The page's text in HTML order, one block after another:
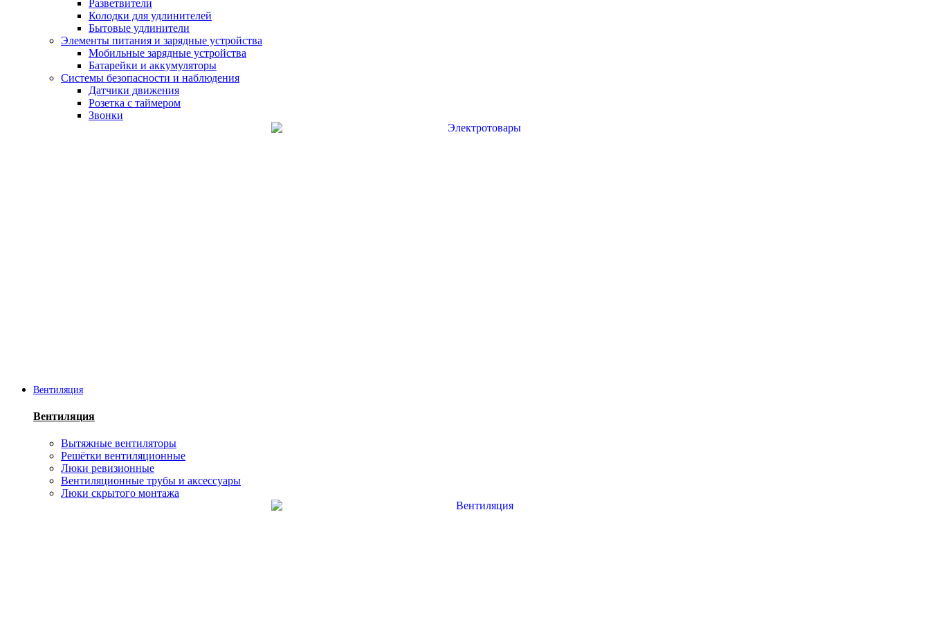
Разветвители
Колодки для удлинителей
Бытовые удлинители
Элементы питания и зарядные устройства
Мобильные зарядные устройства
Батарейки и аккумуляторы
Системы безопасности и наблюдения
Датчики движения
Розетка с таймером
Звонки
Вентиляция
Вентиляция
Вытяжные вентиляторы
Решётки вентиляционные
Люки ревизионные
Вентиляционные трубы и аксессуары
Люки скрытого монтажа